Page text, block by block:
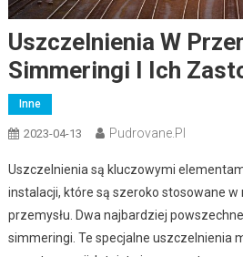
Uszczelnienia W
Simmeringi I Ich
Inne
2023-04-13 Pudrovane.pl
Uszczelnienia są kluczowymi
instalacji, które są szeroko stosowane w
przemysłu. Dwa najbardziej
simmeringi. Te specjalne uszczelnienia